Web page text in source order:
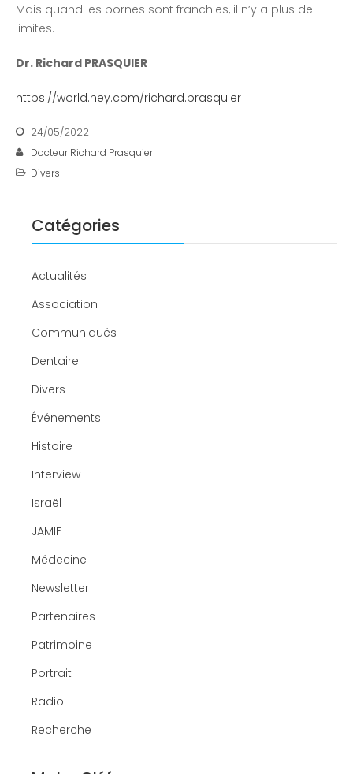
Mais quand les bornes sont franchies, il n’y a plus de
limites.
Dr. Richard PRASQUIER
https://world.hey.com/richard.prasquier
24/05/2022
Docteur Richard Prasquier
Divers
Catégories
Actualités
Association
Communiqués
Dentaire
Divers
Événements
Histoire
Interview
Israël
JAMIF
Médecine
Newsletter
Partenaires
Patrimoine
Portrait
Radio
Recherche